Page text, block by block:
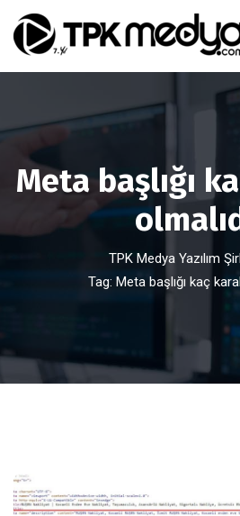
Meta başlığı
TPK Medya Yazılım
Tag: Meta başlığı kaç